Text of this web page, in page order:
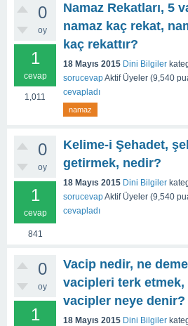
0
oy
1
cevap
1,011
Namaz Rekatları, 5
namaz kaç rekat,
kaç rekattır?
18 Mayıs 2015 Dini Bilgiler
sorucevapAktif Üyeler (9,540
cevapladı
namaz
0
oy
1
cevap
841
Kelime-i Şehadet,
getirmek, nedir?
18 Mayıs 2015 Dini Bilgiler
sorucevapAktif Üyeler (9,540
cevapladı
0
oy
1
Vacip nedir, ne
vacipleri terk etmek,
vacipler neye denir?
18 Mayıs 2015 Dini Bilgiler